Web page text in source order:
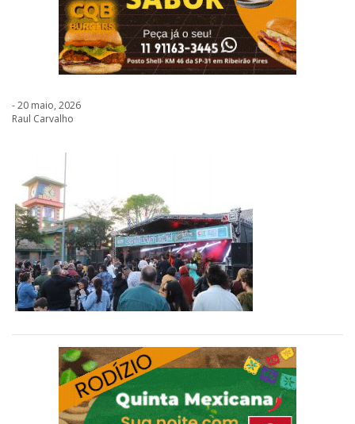
- 20 maio, 2026
Raul Carvalho